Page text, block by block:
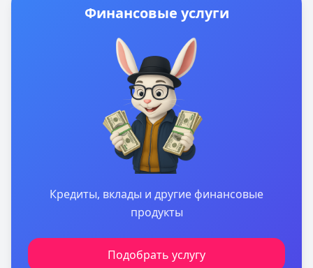
Финансовые услуги
Кредиты, вклады и другие финансовые
продукты
Подобрать услугу